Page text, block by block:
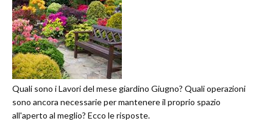
Quali sono i Lavori del mese giardino Giugno? Quali operazioni
sono ancora necessarie per mantenere il proprio spazio
all'aperto al meglio? Ecco le risposte.